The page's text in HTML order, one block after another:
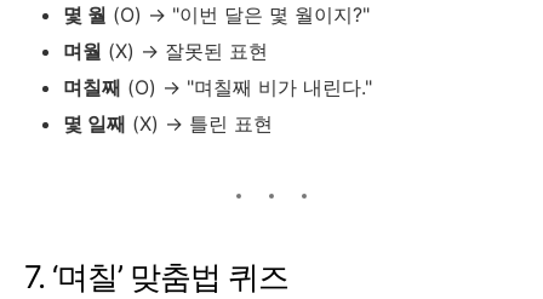
몇 월 (O) → "이번 달은 몇 월이지?"
며월 (X) → 잘못된 표현
며칠째 (O) → "며칠째 비가 내린다."
몇 일째 (X) → 틀린 표현
7. ‘며칠’ 맞춤법 퀴즈